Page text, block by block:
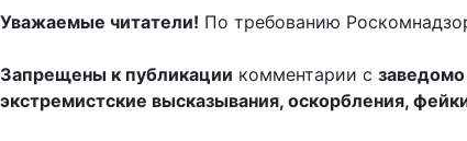
Уважаемые читатели! По требованию
Запрещены к публикации комментарии с
экстремистские высказывания, оскорбления,